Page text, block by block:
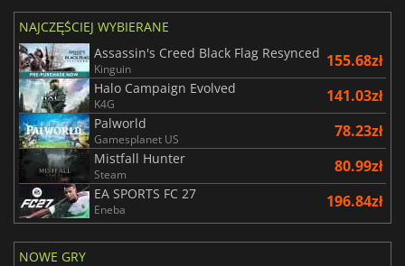
NAJCZĘŚCIEJ WYBIERANE
Assassin's Creed Black Flag Resynced
Kinguin 155.68zł
Halo Campaign Evolved
K4G 141.03zł
Palworld
Gamesplanet US 78.23zł
Mistfall Hunter
Steam 80.99zł
EA SPORTS FC 27
Eneba 196.84zł
NOWE GRY